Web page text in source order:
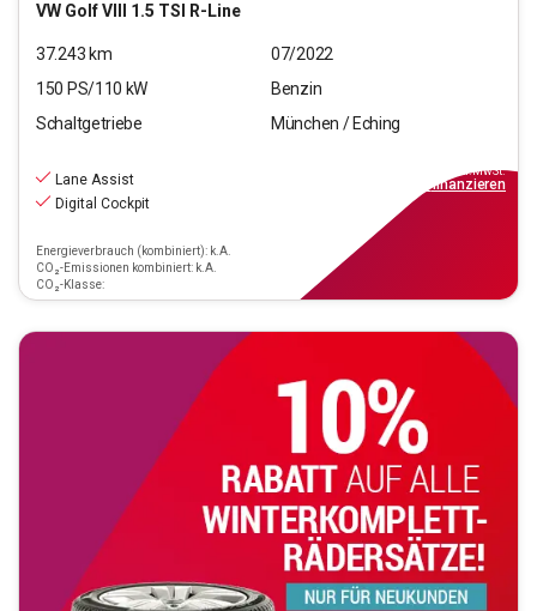
VW Golf VIII 1.5 TSI R-Line
37.243 km
07/2022
150 PS/110 kW
Benzin
Schaltgetriebe
München / Eching
Lane Assist
Digital Cockpit
Energieverbrauch (kombiniert): k.A.
CO₂-Emissionen kombiniert: k.A.
CO₂-Klasse:
inkl.MwSt.
finanzieren